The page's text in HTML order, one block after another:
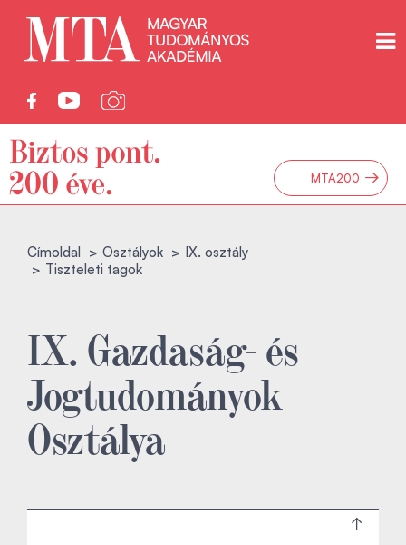
MTA200 →
Címoldal Osztályok
IX. osztály
Tiszteleti tagok
IX. Gazdaság- és
Jogtudományok
Osztálya